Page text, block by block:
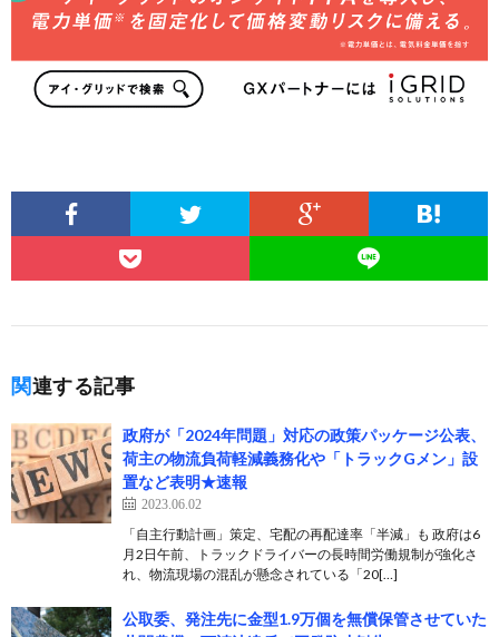
関連する記事
政府が「2024年問題」対応の政策パッケージ公表、
荷主の物流負荷軽減義務化や「トラックGメン」設
置など表明★速報
2023.06.02
「自主行動計画」策定、宅配の再配達率「半減」も 政府は6
月2日午前、トラックドライバーの長時間労働規制が強化さ
れ、物流現場の混乱が懸念されている「20[…]
公取委、発注先に金型1.9万個を無償保管させていた